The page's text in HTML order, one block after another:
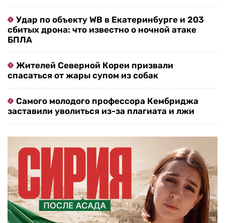
Удар по объекту WB в Екатеринбурге и 203
сбитых дрона: что известно о ночной атаке
БПЛА
Жителей Северной Кореи призвали
спасаться от жары супом из собак
Самого молодого профессора Кембриджа
заставили уволиться из-за плагиата и лжи